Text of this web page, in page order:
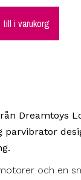
i varukorg
Dreamtoys
parvibrator
och en